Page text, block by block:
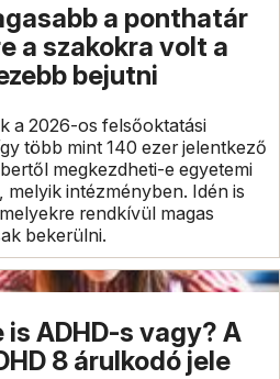
a ponthatár
a szakokra volt a
bejutni
a 2026-os felsőoktatási
több mint 140 ezer jelentkező
megkezdheti-e egyetemi
melyik intézményben. Idén is
rendkívül magas
bekerülni.
ADHD-s vagy? A
8 árulkodó jele